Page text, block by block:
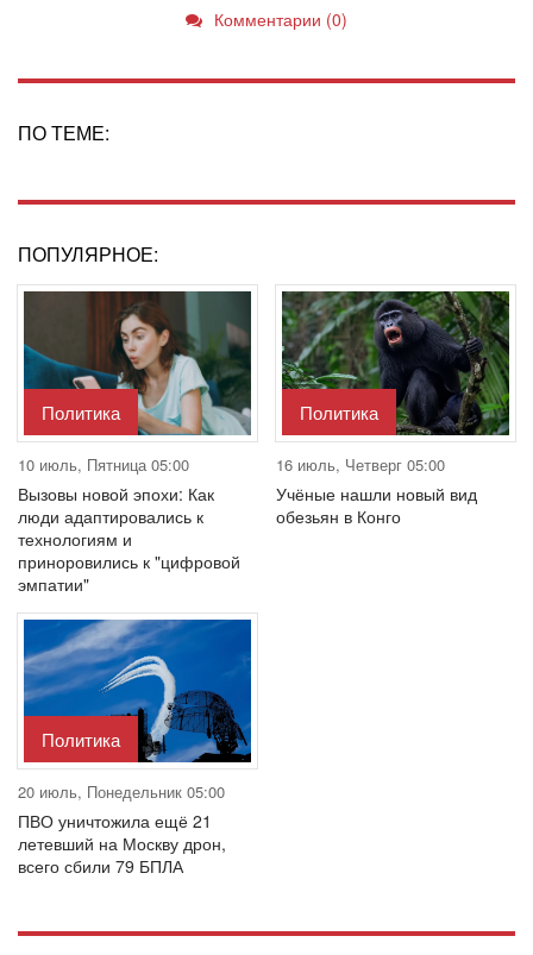
Комментарии (0)
ПО ТЕМЕ:
ПОПУЛЯРНОЕ:
Политика
10 июль, Пятница 05:00
Вызовы новой эпохи: Как
люди адаптировались к
технологиям и
приноровились к "цифровой
эмпатии"
Политика
16 июль, Четверг 05:00
Учёные нашли новый вид
обезьян в Конго
Политика
20 июль, Понедельник 05:00
ПВО уничтожила ещё 21
летевший на Москву дрон,
всего сбили 79 БПЛА